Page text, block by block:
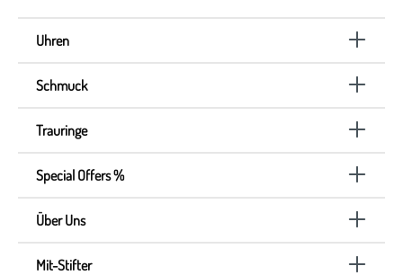
Uhren
Schmuck
Trauringe
Special Offers %
Über Uns
Mit-Stifter